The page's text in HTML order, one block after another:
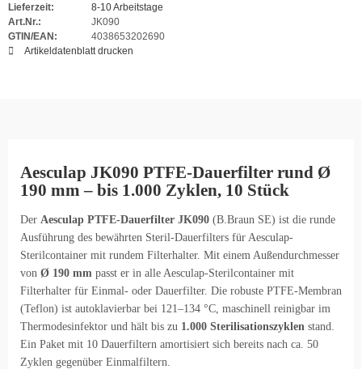
Lieferzeit:
8-10 Arbeitstage
Art.Nr.:
JK090
GTIN/EAN:
4038653202690
Artikeldatenblatt drucken
Aesculap JK090 PTFE-Dauerfilter rund Ø
190 mm – bis 1.000 Zyklen, 10 Stück
Der Aesculap PTFE-Dauerfilter JK090 (B.Braun SE) ist die runde
Ausführung des bewährten Steril-Dauerfilters für Aesculap-
Sterilcontainer mit rundem Filterhalter. Mit einem Außendurchmesser
von Ø 190 mm passt er in alle Aesculap-Sterilcontainer mit
Filterhalter für Einmal- oder Dauerfilter. Die robuste PTFE-Membran
(Teflon) ist autoklavierbar bei 121–134 °C, maschinell reinigbar im
Thermodesinfektor und hält bis zu 1.000 Sterilisationszyklen stand.
Ein Paket mit 10 Dauerfiltern amortisiert sich bereits nach ca. 50
Zyklen gegenüber Einmalfiltern.